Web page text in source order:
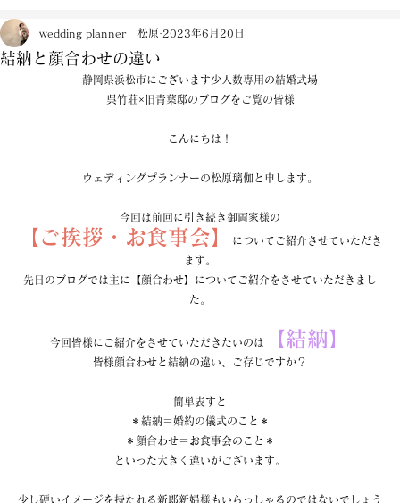
結納と顔合わせの違い
wedding planner 松原 2023年6月20日
静岡県浜松市にございます少人数専用の結婚式場
呉竹荘×旧青葉邸のブログをご覧の皆様
こんにちは！
ウェディングプランナーの松原璃伽と申します。
今回は前回に引き続き御両家様の
【ご挨拶・お食事会】
についてご紹介させていただき
ます。
先日のブログでは主に【顔合わせ】についてご紹介をさせていただきまし
た。
今回皆様にご紹介をさせていただきたいのは 【結納】
皆様顔合わせと結納の違い、ご存じですか？
簡単表すと
＊結納＝婚約の儀式のこと＊
＊顔合わせ＝お食事会のこと＊
といった大きく違いがございます。
少し硬いイメージを持たれる新郎新婦様もいらっしゃるのではないでしょう